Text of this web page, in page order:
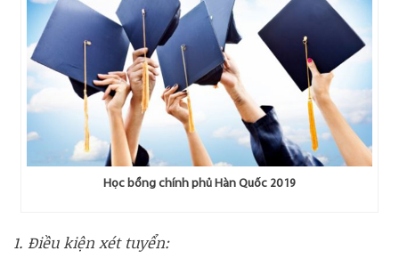
Học bổng chính phủ Hàn Quốc 2019
1. Điều kiện xét tuyển: